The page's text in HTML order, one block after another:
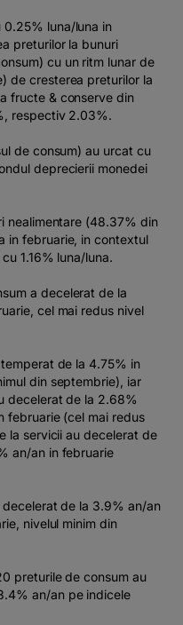
luna/luna in
preturilor la bunuri
cu un ritm lunar de
de cresterea preturilor la
fructe & conserve din
respectiv 2.03%.
de consum) au urcat cu
deprecierii monedei
nealimentare (48.37% din
in februarie, in contextul
1.16% luna/luna.
a decelerat de la
cel mai redus nivel
de la 4.75% in
din septembrie), iar
decelerat de la 2.68%
februarie (cel mai redus
la servicii au decelerat de
an/an in februarie
de la 3.9% an/an
nivelul minim din
preturile de consum au
an/an pe indicele